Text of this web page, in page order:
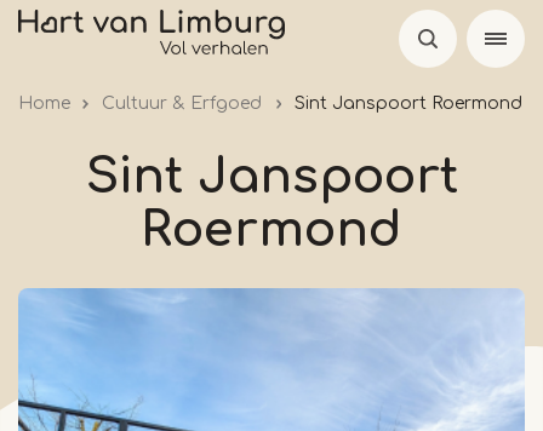
Overslaan
Home Cultuur & Erfgoed Sint Janspoort Roermond
Sint Janspoort
Roermond